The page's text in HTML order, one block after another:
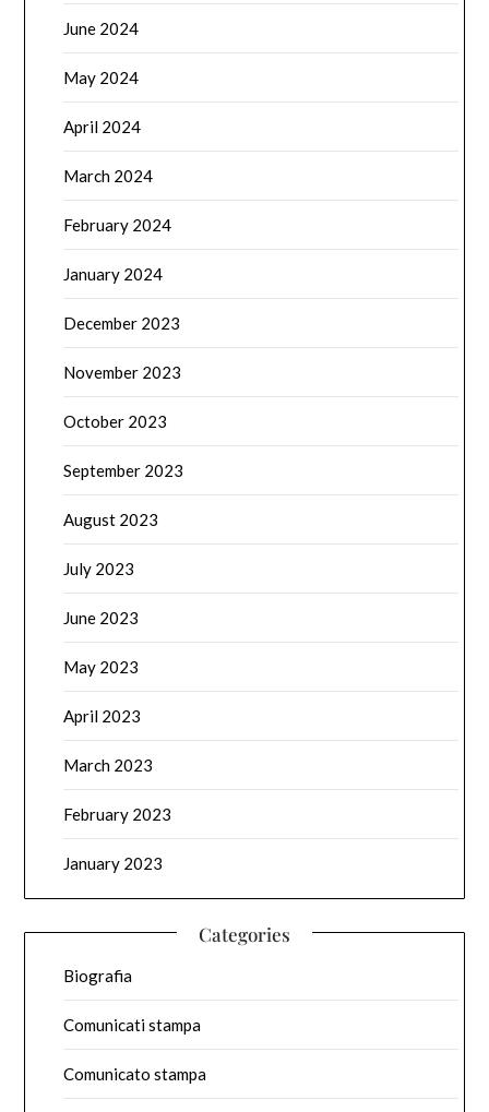
June 2024
May 2024
April 2024
March 2024
February 2024
January 2024
December 2023
November 2023
October 2023
September 2023
August 2023
July 2023
June 2023
May 2023
April 2023
March 2023
February 2023
January 2023
Categories
Biografia
Comunicati stampa
Comunicato stampa